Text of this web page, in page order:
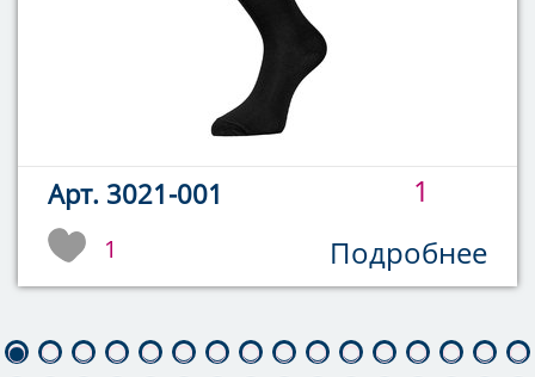
Арт. 3021-001 1
1 Подробнее